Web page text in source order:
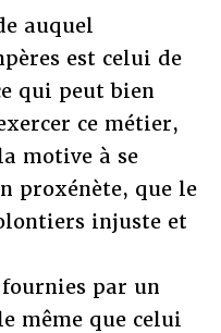
auquel
est celui de
qui peut bien
ce métier,
motive à se
proxénète, que le
injuste et
par un
même que celui